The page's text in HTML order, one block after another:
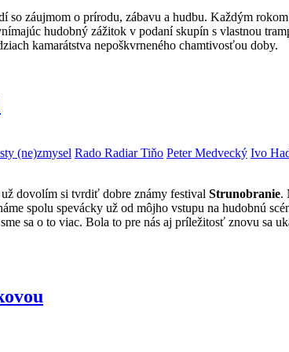
záujmom o prírodu, zábavu a hudbu. Každým
hudobný zážitok v podaní skupín s vlastnou
kamarátstva nepoškvrneného chamtivosťou doby.
(ne)zmysel Rado Radiar Tiňo Peter Medvecký Ivo
dovolím si tvrdiť dobre známy festival Strunobranie.
spolu spevácky už od môjho vstupu na hudobnú
sa o to viac. Bola to pre nás aj príležitosť znovu sa